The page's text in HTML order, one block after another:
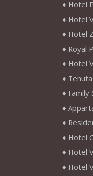
Hotel
Hotel
Hotel
Royal
Hotel
Family
Hotel
Hotel
Hotel